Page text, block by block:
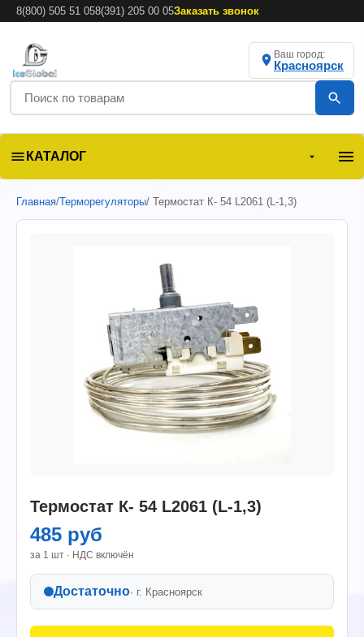
8(800) 505 51 058(391) 205 00 05Заказать звонок
Ваш город:
Красноярск
КАТАЛОГ
Главная/Терморегуляторы/ Термостат К- 54 L2061 (L-1,3)
Термостат К- 54 L2061 (L-1,3)
485 руб
за 1 шт · НДС включён
Достаточно· г. Красноярск